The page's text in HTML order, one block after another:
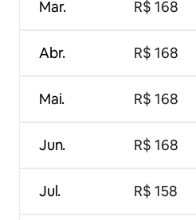
Mar.
Abr.
Mai.
Jun.
Jul.
R$ 168
R$ 168
R$ 168
R$ 168
R$ 158